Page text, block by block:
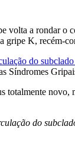
volta a rondar
gripe K, recém-
do
totalmente
do